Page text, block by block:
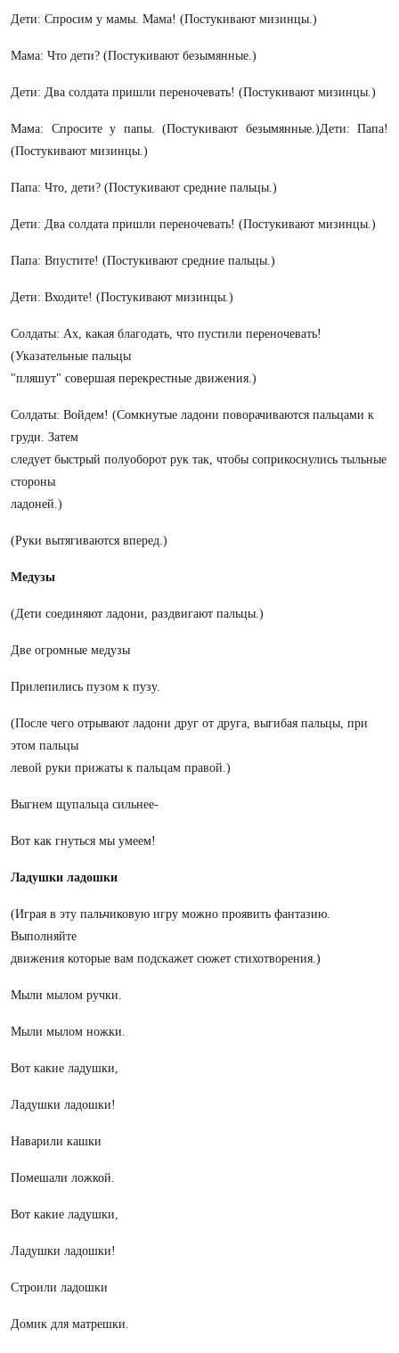
Дети: Спросим у мамы. Мама! (Постукивают мизинцы.)
Мама: Что дети? (Постукивают безымянные.)
Дети: Два солдата пришли переночевать! (Постукивают мизинцы.)
Мама: Спросите у папы. (Постукивают безымянные.)Дети: Папа!
(Постукивают мизинцы.)
Папа: Что, дети? (Постукивают средние пальцы.)
Дети: Два солдата пришли переночевать! (Постукивают мизинцы.)
Папа: Впустите! (Постукивают средние пальцы.)
Дети: Входите! (Постукивают мизинцы.)
Солдаты: Ах, какая благодать, что пустили переночевать!
(Указательные пальцы
"пляшут" совершая перекрестные движения.)
Солдаты: Войдем! (Сомкнутые ладони поворачиваются пальцами к
груди. Затем
следует быстрый полуоборот рук так, чтобы соприкоснулись тыльные
стороны
ладоней.)
(Руки вытягиваются вперед.)
Медузы
(Дети соединяют ладони, раздвигают пальцы.)
Две огромные медузы
Прилепились пузом к пузу.
(После чего отрывают ладони друг от друга, выгибая пальцы, при
этом пальцы
левой руки прижаты к пальцам правой.)
Выгнем щупальца сильнее-
Вот как гнуться мы умеем!
Ладушки ладошки
(Играя в эту пальчиковую игру можно проявить фантазию.
Выполняйте
движения которые вам подскажет сюжет стихотворения.)
Мыли мылом ручки.
Мыли мылом ножки.
Вот какие ладушки,
Ладушки ладошки!
Наварили кашки
Помешали ложкой.
Вот какие ладушки,
Ладушки ладошки!
Строили ладошки
Домик для матрешки.